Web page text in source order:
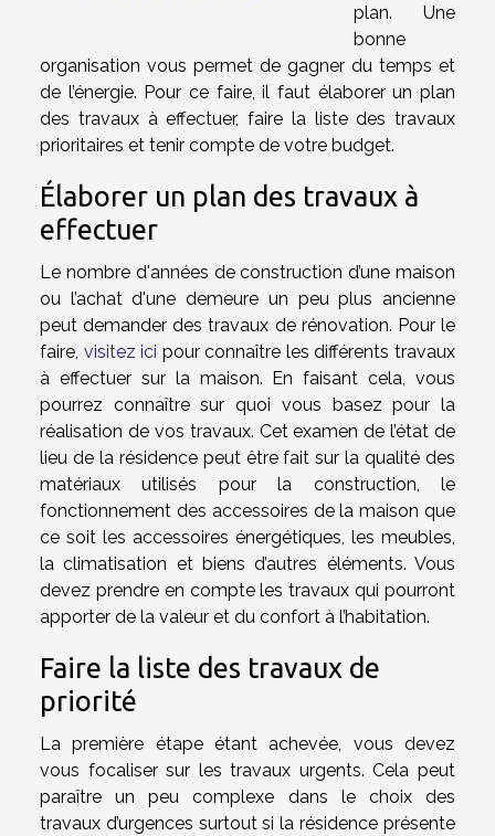
plan. Une
bonne
organisation vous permet de gagner du temps et
de l’énergie. Pour ce faire, il faut élaborer un plan
des travaux à effectuer, faire la liste des travaux
prioritaires et tenir compte de votre budget.
Élaborer un plan des travaux à
effectuer
Le nombre d'années de construction d’une maison
ou l’achat d'une demeure un peu plus ancienne
peut demander des travaux de rénovation. Pour le
faire, visitez ici pour connaître les différents travaux
à effectuer sur la maison. En faisant cela, vous
pourrez connaître sur quoi vous basez pour la
réalisation de vos travaux. Cet examen de l’état de
lieu de la résidence peut être fait sur la qualité des
matériaux utilisés pour la construction, le
fonctionnement des accessoires de la maison que
ce soit les accessoires énergétiques, les meubles,
la climatisation et biens d’autres éléments. Vous
devez prendre en compte les travaux qui pourront
apporter de la valeur et du confort à l’habitation.
Faire la liste des travaux de
priorité
La première étape étant achevée, vous devez
vous focaliser sur les travaux urgents. Cela peut
paraître un peu complexe dans le choix des
travaux d’urgences surtout si la résidence présente